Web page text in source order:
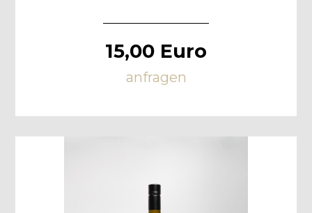
15,00 Euro
anfragen